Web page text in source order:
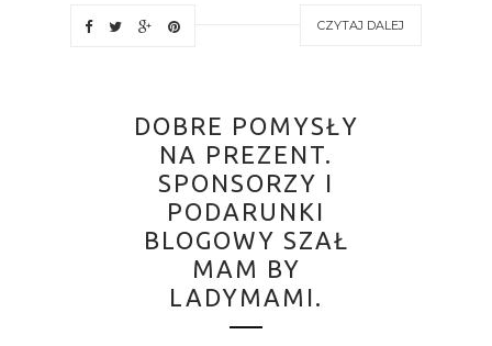
CZYTAJ DALEJ
DOBRE POMYSŁY
NA PREZENT.
SPONSORZY I
PODARUNKI
BLOGOWY SZAŁ
MAM BY
LADYMAMI.